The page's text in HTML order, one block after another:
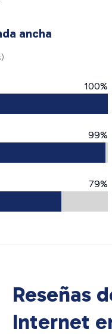
ancha
100%
99%
79%
Reseñas
Internet